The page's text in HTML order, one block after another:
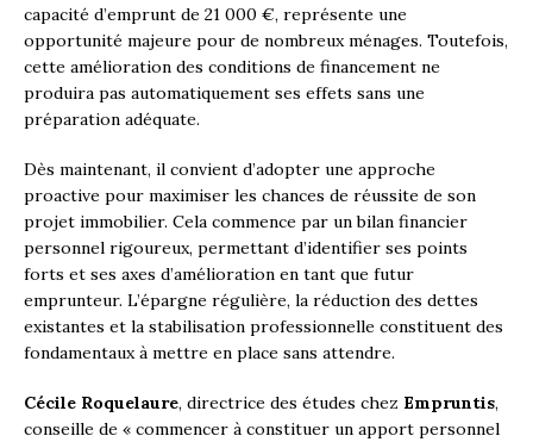
capacité d’emprunt de 21 000 €, représente une
opportunité majeure pour de nombreux ménages. Toutefois,
cette amélioration des conditions de financement ne
produira pas automatiquement ses effets sans une
préparation adéquate.
Dès maintenant, il convient d’adopter une approche
proactive pour maximiser les chances de réussite de son
projet immobilier. Cela commence par un bilan financier
personnel rigoureux, permettant d’identifier ses points
forts et ses axes d’amélioration en tant que futur
emprunteur. L’épargne régulière, la réduction des dettes
existantes et la stabilisation professionnelle constituent des
fondamentaux à mettre en place sans attendre.
Cécile Roquelaure, directrice des études chez Empruntis,
conseille de « commencer à constituer un apport personnel